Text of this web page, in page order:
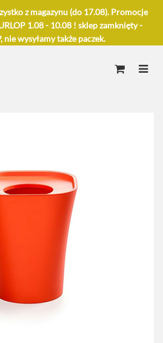
z magazynu (do 17.08). Promocje
1.08 - 10.08 ! sklep zamknięty -
nie wysyłamy także paczek.